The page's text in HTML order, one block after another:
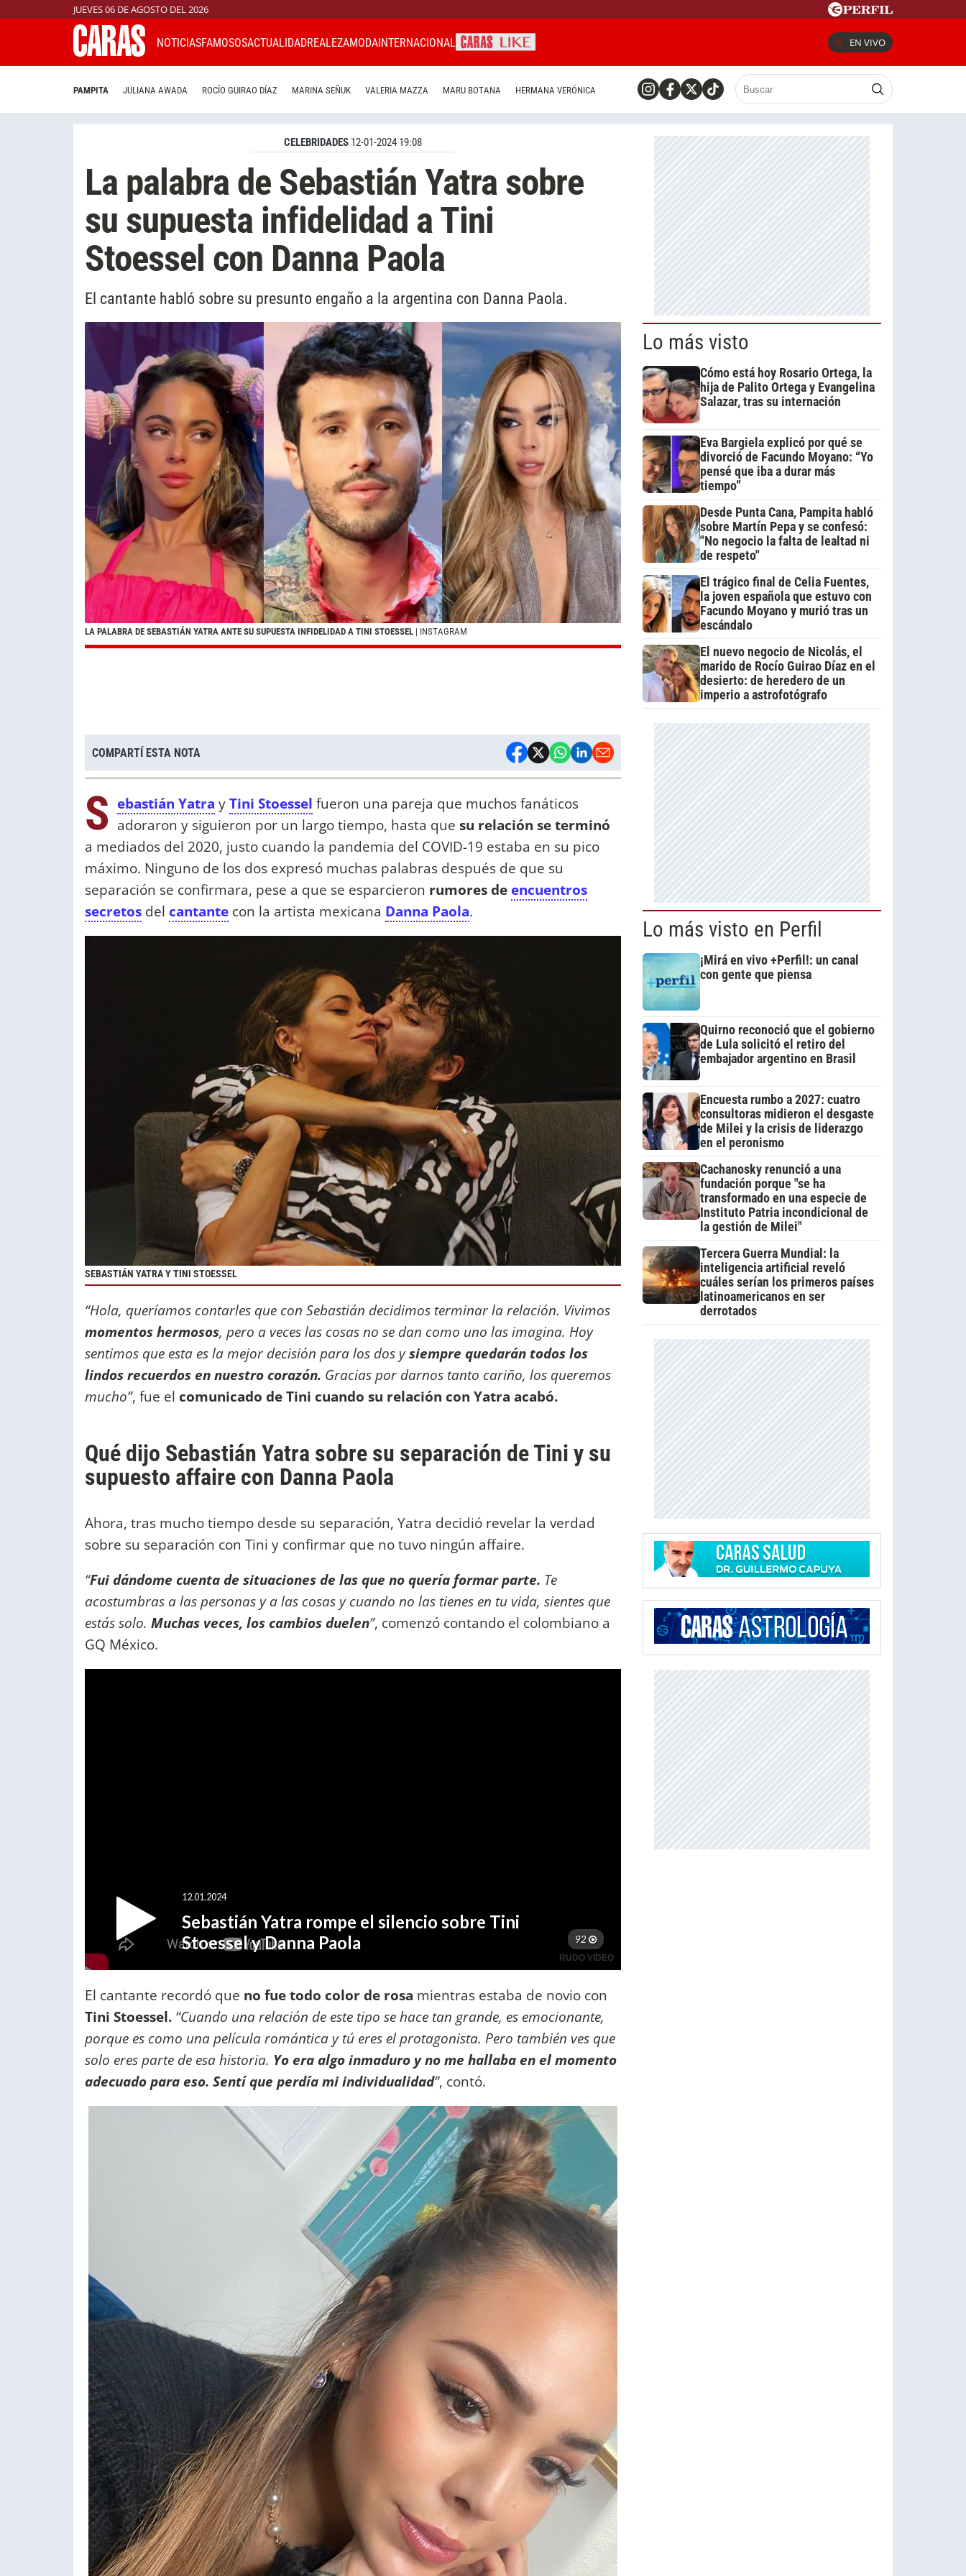
JUEVES 06 DE AGOSTO DEL 2026
NOTICIASFAMOSOSACTUALIDADREALEZAMODAINTERNACIONAL EN VIVO
PAMPITA JULIANA AWADA ROCÍO GUIRAO DÍAZ MARINA SEÑUK VALERIA MAZZA MARU BOTANA HERMANA VERÓNICA
CELEBRIDADES 12-01-2024 19:08
La palabra de Sebastián Yatra sobre
su supuesta infidelidad a Tini
Stoessel con Danna Paola
El cantante habló sobre su presunto engaño a la argentina con Danna Paola.
LA PALABRA DE SEBASTIÁN YATRA ANTE SU SUPUESTA INFIDELIDAD A TINI STOESSEL | INSTAGRAM
COMPARTÍ ESTA NOTA
S ebastián Yatra yTini Stoessel fueron una pareja que muchos fanáticos
adoraron y siguieron por un largo tiempo, hasta que su relación se terminó
a mediados del 2020, justo cuando la pandemia del COVID-19 estaba en su pico
máximo. Ninguno de los dos expresó muchas palabras después de que su
separación se confirmara, pese a que se esparcieron rumores de encuentros
secretos del cantante con la artista mexicana Danna Paola.
SEBASTIÁN YATRA Y TINI STOESSEL
“Hola, queríamos contarles que con Sebastián decidimos terminar la relación. Vivimos
momentos hermosos, pero a veces las cosas no se dan como uno las imagina. Hoy
sentimos que esta es la mejor decisión para los dos ysiempre quedarán todos los
lindos recuerdos en nuestro corazón. Gracias por darnos tanto cariño, los queremos
mucho”, fue el comunicado de Tini cuando su relación con Yatra acabó.
Qué dijo Sebastián Yatra sobre su separación de Tini y su
supuesto affaire con Danna Paola
Ahora, tras mucho tiempo desde su separación, Yatra decidió revelar la verdad
sobre su separación con Tini y confirmar que no tuvo ningún affaire.
“Fui dándome cuenta de situaciones de las que no quería formar parte. Te
acostumbras a las personas y a las cosas y cuando no las tienes en tu vida, sientes que
estás solo. Muchas veces, los cambios duelen”, comenzó contando el colombiano a
GQ México.
El cantante recordó que no fue todo color de rosa mientras estaba de novio con
Tini Stoessel. “Cuando una relación de este tipo se hace tan grande, es emocionante,
porque es como una película romántica y tú eres el protagonista. Pero también ves que
solo eres parte de esa historia. Yo era algo inmaduro y no me hallaba en el momento
adecuado para eso. Sentí que perdía mi individualidad”, contó.
Lo más visto
Cómo está hoy Rosario Ortega, la
hija de Palito Ortega y Evangelina
Salazar, tras su internación
Eva Bargiela explicó por qué se
divorció de Facundo Moyano: “Yo
pensé que iba a durar más
tiempo”
Desde Punta Cana, Pampita habló
sobre Martín Pepa y se confesó:
"No negocio la falta de lealtad ni
de respeto"
El trágico final de Celia Fuentes,
la joven española que estuvo con
Facundo Moyano y murió tras un
escándalo
El nuevo negocio de Nicolás, el
marido de Rocío Guirao Díaz en el
desierto: de heredero de un
imperio a astrofotógrafo
Lo más visto en Perfil
¡Mirá en vivo +Perfil!: un canal
con gente que piensa
Quirno reconoció que el gobierno
de Lula solicitó el retiro del
embajador argentino en Brasil
Encuesta rumbo a 2027: cuatro
consultoras midieron el desgaste
de Milei y la crisis de liderazgo
en el peronismo
Cachanosky renunció a una
fundación porque "se ha
transformado en una especie de
Instituto Patria incondicional de
la gestión de Milei"
Tercera Guerra Mundial: la
inteligencia artificial reveló
cuáles serían los primeros países
latinoamericanos en ser
derrotados